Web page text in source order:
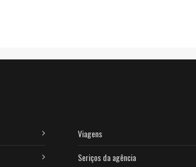
Viagens
Seriços da agência